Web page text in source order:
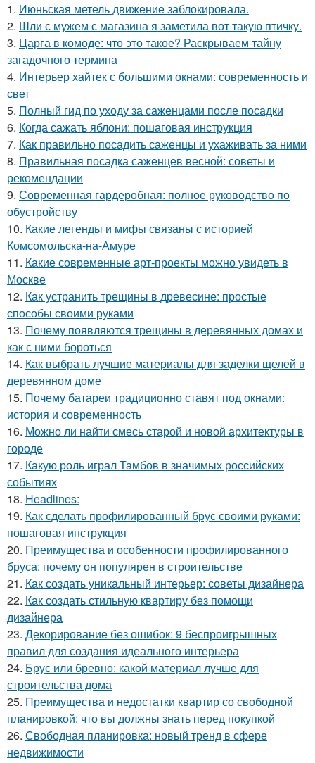
1. Июньская метель движение заблокировала.
2. Шли с мужем с магазина я заметила вот такую птичку.
3. Царга в комоде: что это такое? Раскрываем тайну
загадочного термина
4. Интерьер хайтек с большими окнами: современность и
свет
5. Полный гид по уходу за саженцами после посадки
6. Когда сажать яблони: пошаговая инструкция
7. Как правильно посадить саженцы и ухаживать за ними
8. Правильная посадка саженцев весной: советы и
рекомендации
9. Современная гардеробная: полное руководство по
обустройству
10. Какие легенды и мифы связаны с историей
Комсомольска-на-Амуре
11. Какие современные арт-проекты можно увидеть в
Москве
12. Как устранить трещины в древесине: простые
способы своими руками
13. Почему появляются трещины в деревянных домах и
как с ними бороться
14. Как выбрать лучшие материалы для заделки щелей в
деревянном доме
15. Почему батареи традиционно ставят под окнами:
история и современность
16. Можно ли найти смесь старой и новой архитектуры в
городе
17. Какую роль играл Тамбов в значимых российских
событиях
18. Headlines:
19. Как сделать профилированный брус своими руками:
пошаговая инструкция
20. Преимущества и особенности профилированного
бруса: почему он популярен в строительстве
21. Как создать уникальный интерьер: советы дизайнера
22. Как создать стильную квартиру без помощи
дизайнера
23. Декорирование без ошибок: 9 беспроигрышных
правил для создания идеального интерьера
24. Брус или бревно: какой материал лучше для
строительства дома
25. Преимущества и недостатки квартир со свободной
планировкой: что вы должны знать перед покупкой
26. Свободная планировка: новый тренд в сфере
недвижимости